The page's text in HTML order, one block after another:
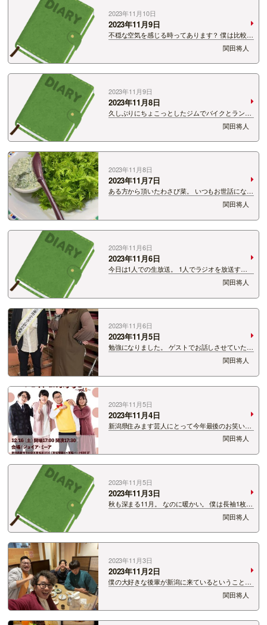
2023年11月10日
2023年11月9日
不穏な空気を感じる時ってあります？ 僕は比較的
感じやすいみたいで、 他人が出す不穏な空気を察
知しては「嫌だなぁ。早くこの場から抜け出した
いなぁ」になります。 これが芸人に必要な空気
を読むために必要な能力だと…
関田将人
2023年11月9日
2023年11月8日
久しぶりにちょこっとしたジムでバイクとランし
てきました。 あ！自転車乗って走ってきました。
僕ってダサいなぁって思うんですけど、 隣の人
の走っているスピードに負けたくないから、同じ
ようなスピードで走っちゃう…
関田将人
2023年11月8日
2023年11月7日
ある方から頂いたわさび菜。 いつもお世話になっ
ているお店に持って行ったら素敵な料理として提
供してくれた。 わさび菜のサラダ。わさび菜
マヨネーズ添え。 このわさび菜マヨネーズうん
ま！ 新潟には天…
関田将人
2023年11月6日
2023年11月6日
今日は1人での生放送。 1人でラジオを放送する
時に思うこと。 近くに笑ってくれる人がいるか
いないか。 これってめっちゃ大事！ 深夜ラジオ
とかでもあるじゃないですか？ パーソナリティじ
ゃない人が笑っているシー…
関田将人
2023年11月6日
2023年11月5日
勉強になりました。 ゲストでお話しさせていただ
いた現場。 お笑いとマジメの絶妙なバランスを
教えてもらえませんか？？ 出番前の写真で分かる
ように緊張しまくってます…
関田将人
2023年11月5日
2023年11月4日
新潟県住みます芸人にとって今年最後のお笑いラ
イブ！！！ 1年ぶりに！！！！ ジョイアtheよし
もと 12月16日土曜日に帰ってまいります！！ 今
年もただただ楽しい時間を提供します！！！！ チ
ケ…
関田将人
2023年11月5日
2023年11月3日
秋も深まる11月。 なのに暖かい。 僕は長袖1枚く
らいの季節が大好き。 しかもヒートテックにシ
ャツ1枚スタイル。 このスタイルができる季節が
短い。 というか10月にヒー◯テックを着ている
だけでビックリされる…
関田将人
2023年11月3日
2023年11月2日
僕の大好きな後輩が新潟に来ているということで
飲むことに。 その名は砂金。 以前オープンスペ
ースという漫才コンビとしてエンタの神様やレッ
ドカーペットにも出演していた。 そんなオープ
ンスペースとは僕が3年目くら…
関田将人